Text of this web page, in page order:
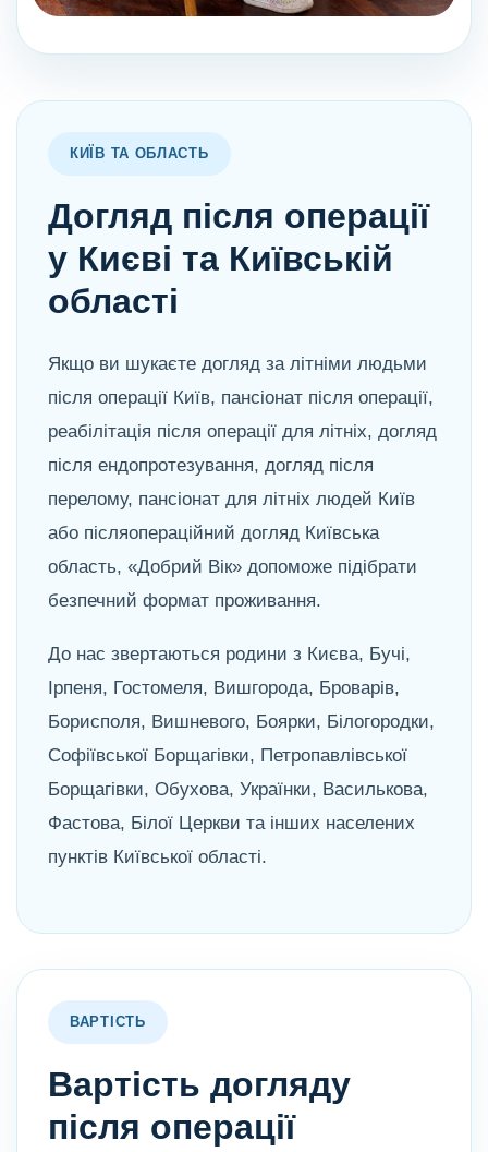
КИЇВ ТА ОБЛАСТЬ
Догляд після операції
у Києві та Київській
області
Якщо ви шукаєте догляд за літніми людьми
після операції Київ, пансіонат після операції,
реабілітація після операції для літніх, догляд
після ендопротезування, догляд після
перелому, пансіонат для літніх людей Київ
або післяопераційний догляд Київська
область, «Добрий Вік» допоможе підібрати
безпечний формат проживання.
До нас звертаються родини з Києва, Бучі,
Ірпеня, Гостомеля, Вишгорода, Броварів,
Борисполя, Вишневого, Боярки, Білогородки,
Софіївської Борщагівки, Петропавлівської
Борщагівки, Обухова, Українки, Василькова,
Фастова, Білої Церкви та інших населених
пунктів Київської області.
ВАРТІСТЬ
Вартість догляду
після операції